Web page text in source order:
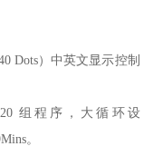
Dots）中英文显示控制
组程序，大循环设
。